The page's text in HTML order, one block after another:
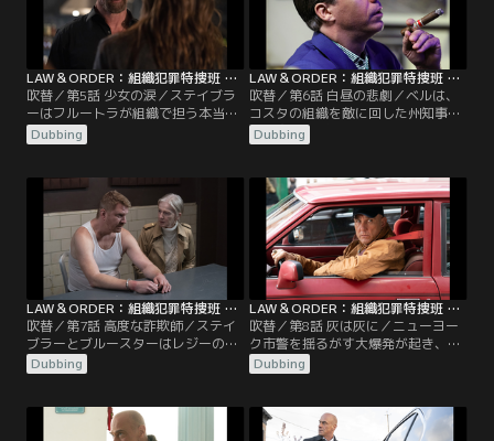
LAW＆ORDER：組織犯罪特捜班 シーズン2 第05話／吹替
吹替／第5話 少女の涙／ステイブラ
ーはフルートラが組織で担う本当の
役割を知る。ベルはキルブライドに
捜査への協力を頼む。同居し始めた
を付けていく。
Dubbing
LAW＆ORDER：組織犯罪特捜班 シーズン2 第06話／吹替
吹替／第6話 白昼の悲劇／ベルは、
コスタの組織を敵に回した州知事候
補を守らねばならない。レジーは危
険な仕事を任される。ステイブラー
悩まされる。
Dubbing
LAW＆ORDER：組織犯罪特捜班 シーズン2 第07話／吹替
吹替／第7話 高度な詐欺師／ステイ
ブラーとブルースターはレジーの不
安感を利用して証言させようとす
る。ベルとノバは互いの秘密を守
の選択をする。
Dubbing
LAW＆ORDER：組織犯罪特捜班 シーズン2 第08話／吹替
吹替／第8話 灰は灰に／ニューヨー
ク市警を揺るがす大爆発が起き、容
疑者数名が困難な状況に陥る。ノバ
は大きな発見をする。
Dubbing